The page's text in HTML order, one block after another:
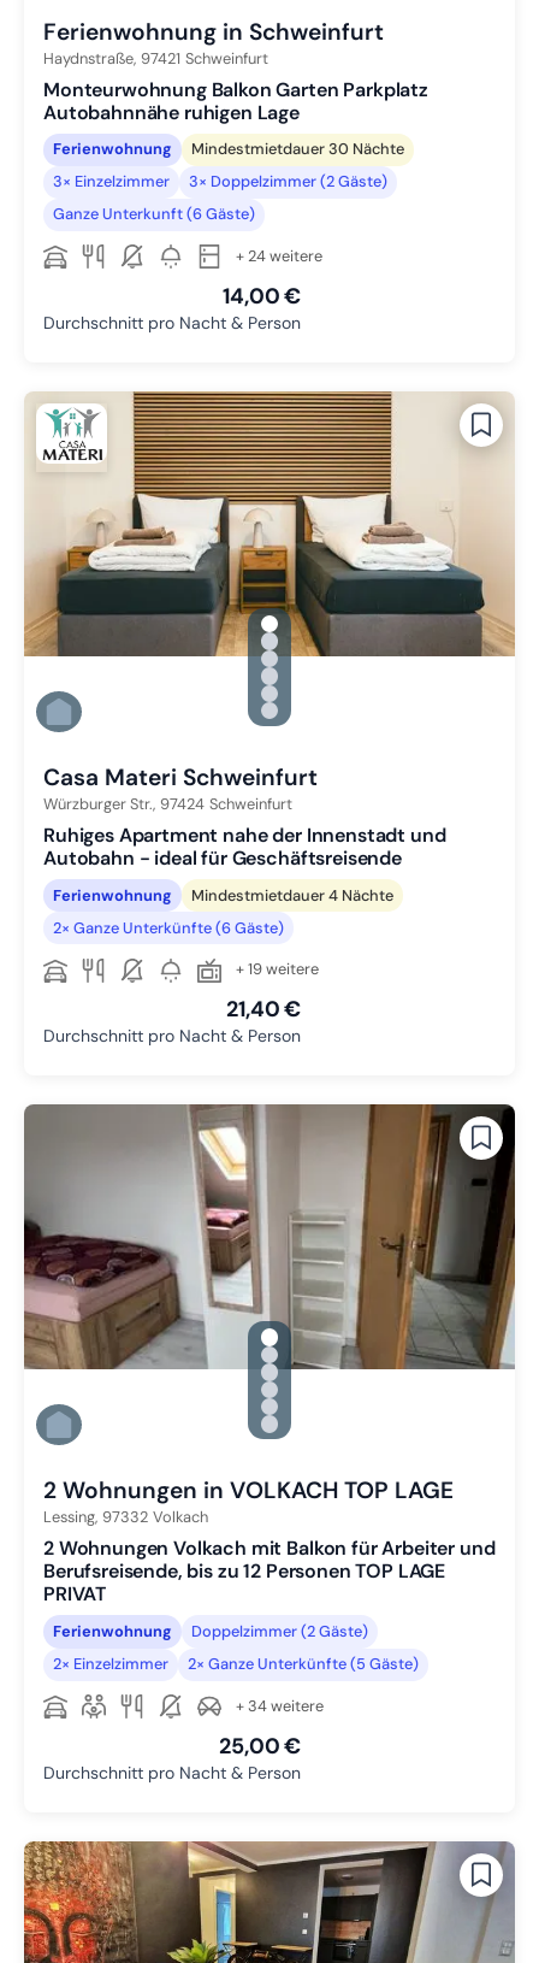
Ferienwohnung in Schweinfurt
Haydnstraße, 97421 Schweinfurt
Monteurwohnung Balkon Garten Parkplatz
Autobahnnähe ruhigen Lage
Ferienwohnung
Mindestmietdauer 30 Nächte
3× Einzelzimmer
3× Doppelzimmer (2 Gäste)
Ganze Unterkunft (6 Gäste)
+ 24 weitere
14,00 €
Durchschnitt pro Nacht & Person
gallery.slide_selector
Zu Slide 1 wechseln
Zu Slide 2 wechseln
Zu Slide 3 wechseln
Zu Slide 4 wechseln
Zu Slide 5 wechseln
Zu Slide 6 wechseln
Casa Materi Schweinfurt
Würzburger Str., 97424 Schweinfurt
Ruhiges Apartment nahe der Innenstadt und
Autobahn - ideal für Geschäftsreisende
Ferienwohnung
Mindestmietdauer 4 Nächte
2× Ganze Unterkünfte (6 Gäste)
+ 19 weitere
21,40 €
Durchschnitt pro Nacht & Person
gallery.slide_selector
Zu Slide 1 wechseln
Zu Slide 2 wechseln
Zu Slide 3 wechseln
Zu Slide 4 wechseln
Zu Slide 5 wechseln
Zu Slide 6 wechseln
2 Wohnungen in VOLKACH TOP LAGE
Lessing, 97332 Volkach
2 Wohnungen Volkach mit Balkon für Arbeiter und
Berufsreisende, bis zu 12 Personen TOP LAGE
PRIVAT
Ferienwohnung
Doppelzimmer (2 Gäste)
2× Einzelzimmer
2× Ganze Unterkünfte (5 Gäste)
+ 34 weitere
25,00 €
Durchschnitt pro Nacht & Person